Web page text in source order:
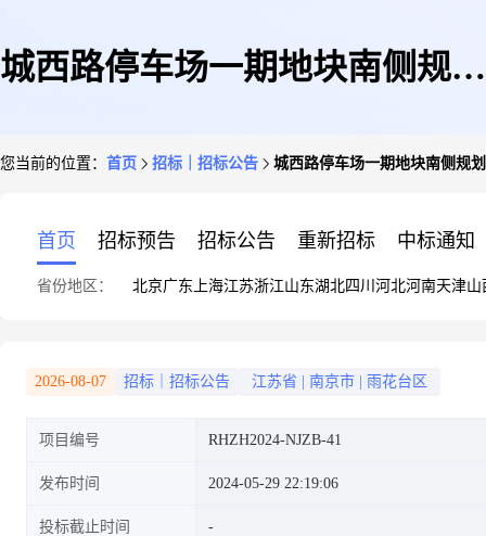
城西路停车场一期地块南侧规划
您当前的位置： 首页 招标｜招标公告 城西路停车场一期地块南侧规
首页 招标预告 招标公告 重新招标 中标通知
省份地区： 北京广东 上海江苏浙江山东湖北四川 河北河南天津山
2026-08-07 招标｜招标公告 江苏省 南京市 雨花台区
项目编号 RHZH2024-NJZB-41
发布时间 2024-05-29 22:19:06
投标截止时间